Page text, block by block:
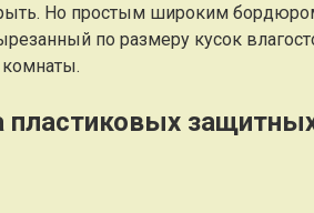
Но простым широким
по размеру кусок